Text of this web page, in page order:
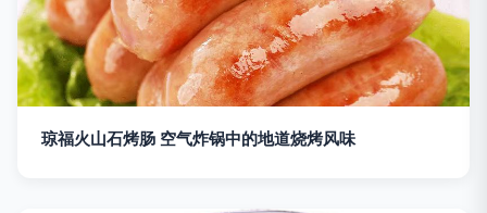
琼福火山石烤肠 空气炸锅中的地道烧烤风味